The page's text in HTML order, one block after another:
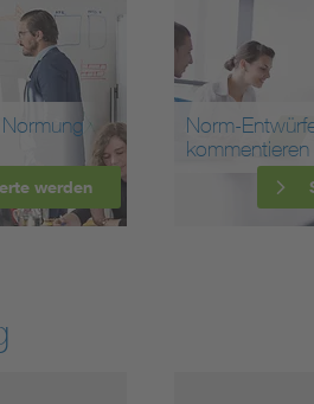
werden
Norm-
kommentieren